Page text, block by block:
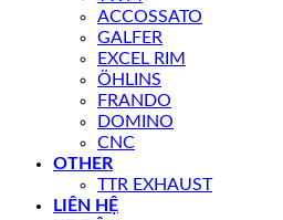
ACCOSSATO
GALFER
EXCEL RIM
ÖHLINS
FRANDO
DOMINO
CNC
OTHER
TTR EXHAUST
LIÊN HỆ